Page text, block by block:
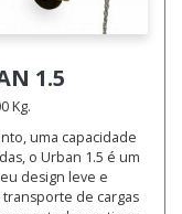
1.5
Kg.
uma capacidade
o Urban 1.5 é um
design leve e
de cargas